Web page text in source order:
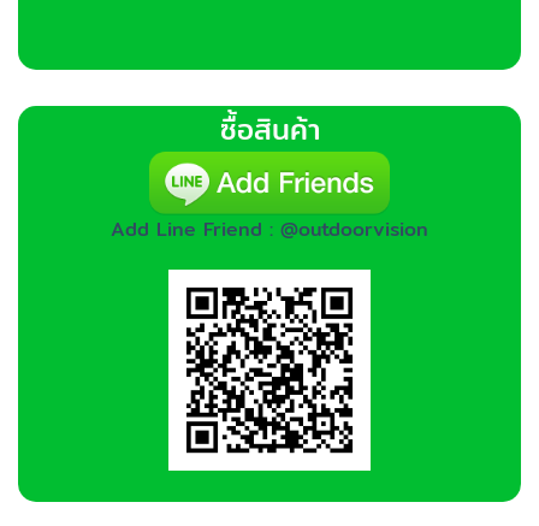
ซื้อสินค้า
Add Line Friend : @outdoorvision